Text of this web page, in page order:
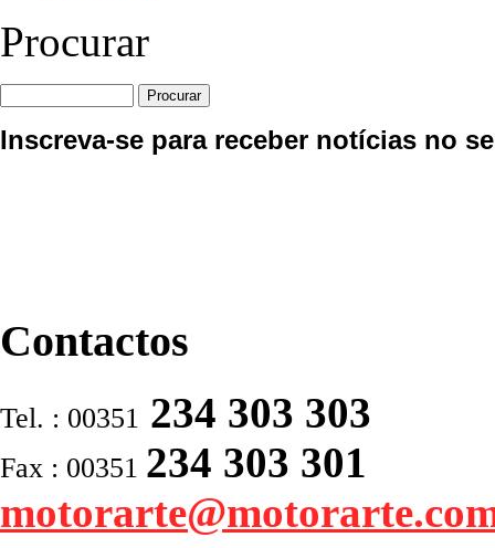
Procurar
Inscreva-se para receber notícias no
Contactos
Tel. : 00351 234 303 303
Fax : 00351 234 303 301